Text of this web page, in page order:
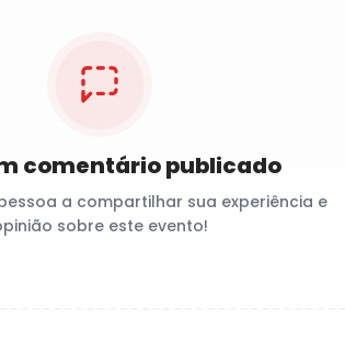
comentário publicado
a compartilhar sua experiência e
sobre este evento!